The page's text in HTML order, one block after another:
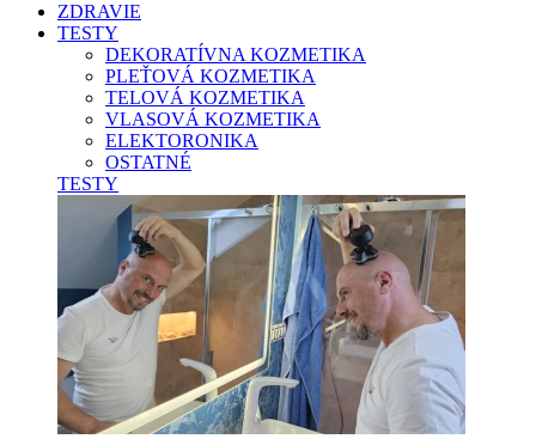
ZDRAVIE
TESTY
DEKORATÍVNA KOZMETIKA
PLEŤOVÁ KOZMETIKA
TELOVÁ KOZMETIKA
VLASOVÁ KOZMETIKA
ELEKTORONIKA
OSTATNÉ
TESTY